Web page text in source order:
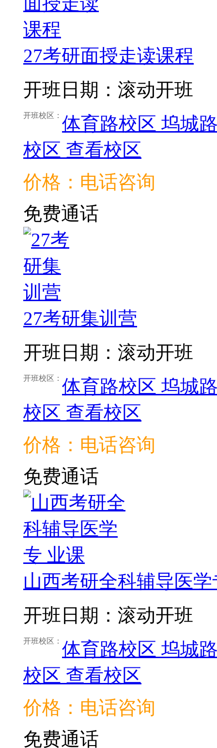
27考研面授走读课程
开班日期：滚动开班
开班校区： 体育路校区 坞城
校区 查看校区
价格：电话咨询
免费通话
27考研集训营
开班日期：滚动开班
开班校区： 体育路校区 坞城
校区 查看校区
价格：电话咨询
免费通话
山西考研全科辅导医
开班日期：滚动开班
开班校区： 体育路校区 坞城
校区 查看校区
价格：电话咨询
免费通话